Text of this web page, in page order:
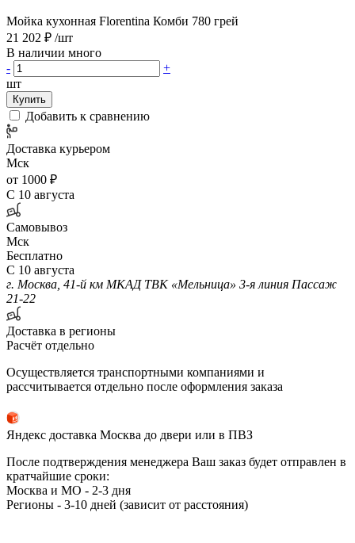
Мойка кухонная Florentina Комби 780 грей
21 202 ₽ /шт
В наличии много
-
+
шт
Купить
Добавить к сравнению
Доставка курьером
Мск
от 1000 ₽
С 10 августа
Самовывоз
Мск
Бесплатно
С 10 августа
г. Москва, 41-й км МКАД ТВК «Мельница» 3-я линия Пассаж
21-22
Доставка в регионы
Расчёт отдельно
Осуществляется транспортными компаниями и
рассчитывается отдельно после оформления заказа
Яндекс доставка Москва до двери или в ПВЗ
После подтверждения менеджера Ваш заказ будет отправлен в
кратчайшие сроки:
Москва и МО - 2-3 дня
Регионы - 3-10 дней (зависит от расстояния)